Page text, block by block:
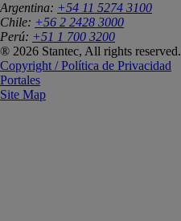
Argentina: +54 11 5274 3100
Chile: +56 2 2428 3000
Perú: +51 1 700 3200
® 2026 Stantec, All rights reserved.
Copyright / Política de Privacidad
Portales
Site Map